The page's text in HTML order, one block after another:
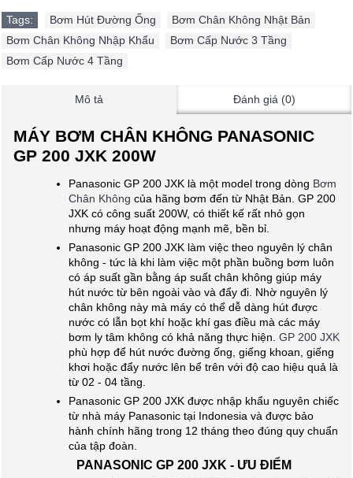
Tags: Bơm Hút Đường Ống Bơm Chân Không Nhật Bản
Bơm Chân Không Nhập Khẩu
Bơm Cấp Nước 3 Tầng
Bơm Cấp Nước 4 Tầng
Mô tả Đánh giá (0)
MÁY BƠM CHÂN KHÔNG PANASONIC
GP 200 JXK 200W
Panasonic GP 200 JXK là một model trong dòng Bơm
Chân Không của hãng bơm đến từ Nhật Bản. GP 200
JXK có công suất 200W, có thiết kế rất nhỏ gọn
nhưng máy hoạt động mạnh mẽ, bền bỉ.
Panasonic GP 200 JXK làm việc theo nguyên lý chân
không - tức là khi làm việc một phần buồng bơm luôn
có áp suất gần bằng áp suất chân không giúp máy
hút nước từ bên ngoài vào và đẩy đi. Nhờ nguyên lý
chân không này mà máy có thể dễ dàng hút được
nước có lẫn bọt khí hoặc khí gas điều mà các máy
bơm ly tâm không có khả năng thực hiện. GP 200 JXK
phù hợp để hút nước đường ống, giếng khoan, giếng
khơi hoặc đẩy nước lên bể trên với độ cao hiệu quả là
từ 02 - 04 tầng.
Panasonic GP 200 JXK được nhập khẩu nguyên chiếc
từ nhà máy Panasonic tại Indonesia và được bảo
hành chính hãng trong 12 tháng theo đúng quy chuẩn
của tập đoàn.
PANASONIC GP 200 JXK - ƯU ĐIỂM